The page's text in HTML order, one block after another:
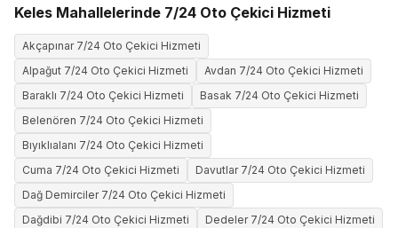
Keles Mahallelerinde 7/24 Oto Çekici Hizmeti
Akçapınar 7/24 Oto Çekici Hizmeti
Alpağut 7/24 Oto Çekici Hizmeti
Avdan 7/24 Oto Çekici Hizmeti
Baraklı 7/24 Oto Çekici Hizmeti
Basak 7/24 Oto Çekici Hizmeti
Belenören 7/24 Oto Çekici Hizmeti
Bıyıklıalanı 7/24 Oto Çekici Hizmeti
Cuma 7/24 Oto Çekici Hizmeti
Davutlar 7/24 Oto Çekici Hizmeti
Dağ Demirciler 7/24 Oto Çekici Hizmeti
Dağdibi 7/24 Oto Çekici Hizmeti
Dedeler 7/24 Oto Çekici Hizmeti